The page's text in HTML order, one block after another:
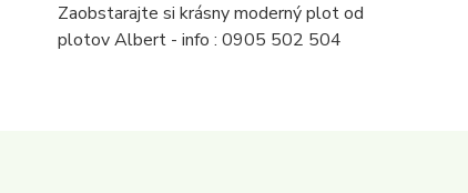
Zaobstarajte si krásny moderný plot od
plotov Albert - info : 0905 502 504